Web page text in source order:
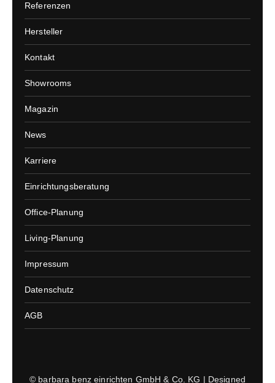
Referenzen
Hersteller
Kontakt
Showrooms
Magazin
News
Karriere
Einrichtungsberatung
Office-Planung
Living-Planung
Impressum
Datenschutz
AGB
© barbara benz einrichten GmbH & Co. KG | Designed